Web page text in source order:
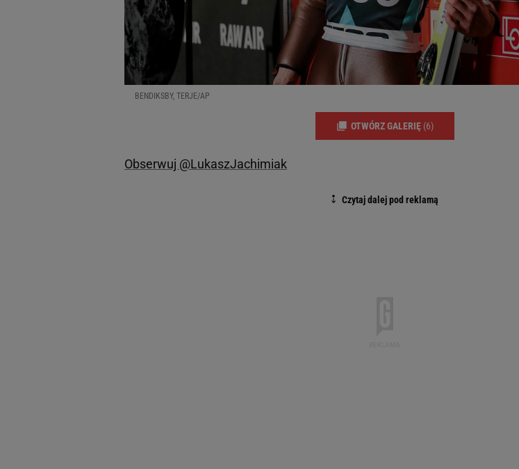
BENDIKSBY, TERJE/AP
OTWÓRZ GALERIĘ (6)
Obserwuj @LukaszJachimiak